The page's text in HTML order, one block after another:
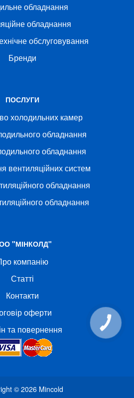
обладнання
обладнання
обслуговування
Бренди
ПОСЛУГИ
холодильних камер
обладнання
обладнання
вентиляційних систем
обладнання
обладнання
"МІНКОЛД"
компанію
Статті
Контакти
оферти
та повернення
© 2026 Mincold
КНОПКА
СВЯЗИ